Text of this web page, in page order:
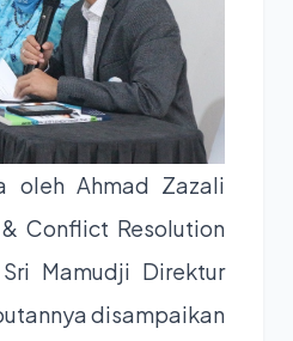
oleh Ahmad Zazali
Conflict Resolution
Mamudji Direktur
disampaikan